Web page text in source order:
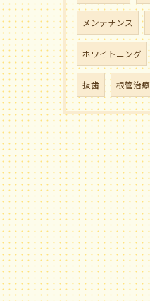
メンテナンス
ホワイトニング
抜歯 根管治療